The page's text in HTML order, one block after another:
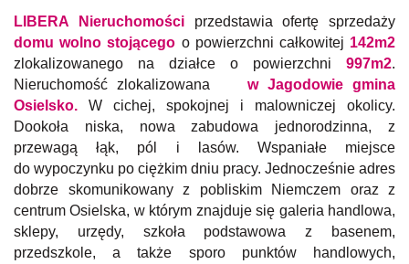
LIBERA Nieruchomościprzedstawia ofertę sprzedaży
domu wolno stojącego o powierzchni całkowitej 142m2
zlokalizowanego na działce o powierzchni 997m2.
Nieruchomość zlokalizowana w Jagodowie gmina
Osielsko. W cichej, spokojnej i malowniczej okolicy.
Dookoła niska, nowa zabudowa jednorodzinna, z
przewagą łąk, pól i lasów. Wspaniałe miejsce
do wypoczynku po ciężkim dniu pracy. Jednocześnie adres
dobrze skomunikowany z pobliskim Niemczem oraz z
centrum Osielska, w którym znajduje się galeria handlowa,
sklepy, urzędy, szkoła podstawowa z basenem,
przedszkole, a także sporo punktów handlowych,